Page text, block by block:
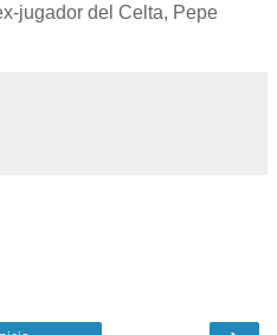
jugador del Celta, Pepe